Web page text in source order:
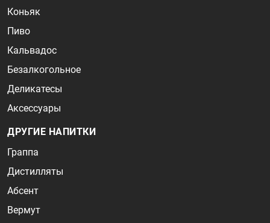
Коньяк
Пиво
Кальвадос
Безалкогольное
Деликатесы
Аксессуары
ДРУГИЕ НАПИТКИ
Граппа
Дистилляты
Абсент
Вермут